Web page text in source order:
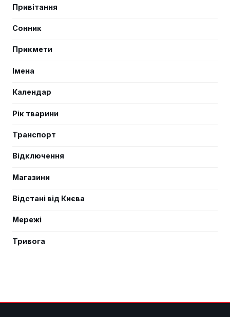
Привітання
Сонник
Прикмети
Імена
Календар
Рік тварини
Транспорт
Відключення
Магазини
Відстані від Києва
Мережі
Тривога